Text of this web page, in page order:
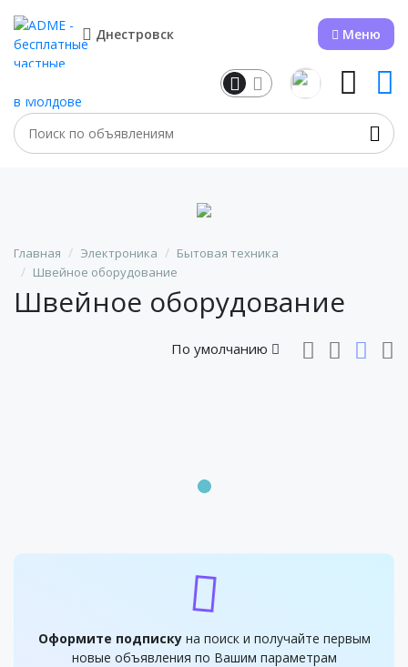
Днестровск Меню
Главная Электроника
Бытовая техника
Швейное оборудование
Швейное оборудование
По умолчанию
Оформите подпискуна поиск и получайте первым
новые объявления по Вашим параметрам